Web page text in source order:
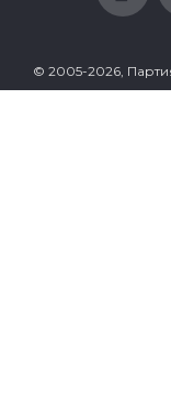
© 2005-2026,